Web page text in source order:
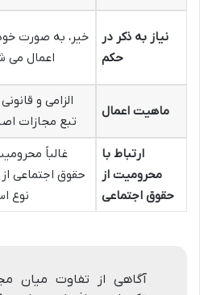
نیاز به ذکر در
حکم
خیر، به صورت
اعمال می
ماهیت اعمال
الزامی و
تبع مجازات
ارتباط با
محرومیت از
حقوق اجتماعی
غالباً
حقوق اجتماعی
نوع
آگاهی از تفاوت میان